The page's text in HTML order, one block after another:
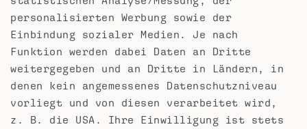
personalisierten Werbung sowie der
Einbindung sozialer Medien. Je nach
Funktion werden dabei Daten an Dritte
weitergegeben und an Dritte in Ländern, in
denen kein angemessenes Datenschutzniveau
vorliegt und von diesen verarbeitet wird,
z. B. die USA. Ihre Einwilligung ist stets